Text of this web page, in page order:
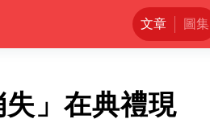
文章 圖集
」在典禮現